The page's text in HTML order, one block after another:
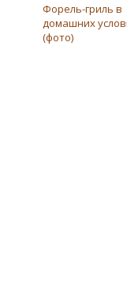
Форель-гриль в
домашних
(фото)